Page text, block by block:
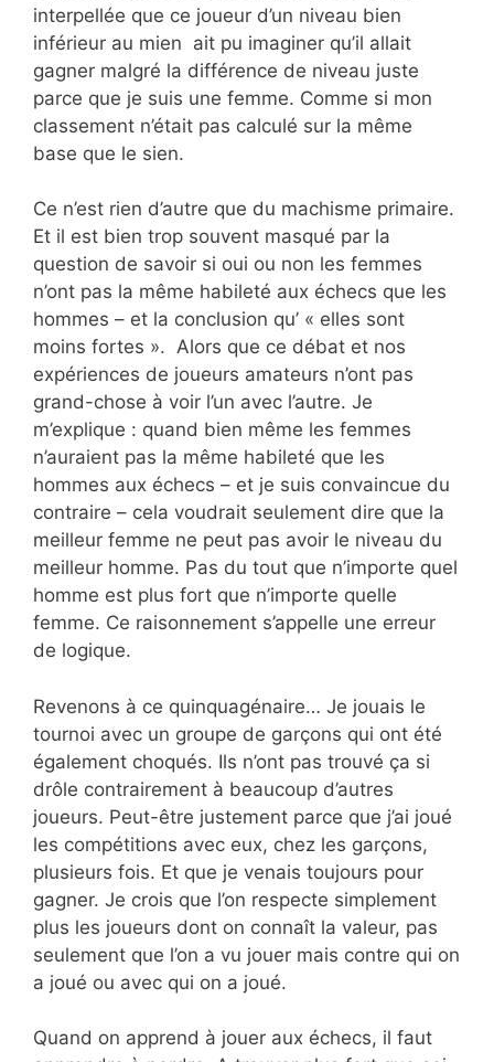
interpellée que ce joueur d’un niveau bien
inférieur au mien ait pu imaginer qu’il allait
gagner malgré la différence de niveau juste
parce que je suis une femme. Comme si mon
classement n’était pas calculé sur la même
base que le sien.
Ce n’est rien d’autre que du machisme primaire.
Et il est bien trop souvent masqué par la
question de savoir si oui ou non les femmes
n’ont pas la même habileté aux échecs que les
hommes – et la conclusion qu’ « elles sont
moins fortes ». Alors que ce débat et nos
expériences de joueurs amateurs n’ont pas
grand-chose à voir l’un avec l’autre. Je
m’explique : quand bien même les femmes
n’auraient pas la même habileté que les
hommes aux échecs – et je suis convaincue du
contraire – cela voudrait seulement dire que la
meilleur femme ne peut pas avoir le niveau du
meilleur homme. Pas du tout que n’importe quel
homme est plus fort que n’importe quelle
femme. Ce raisonnement s’appelle une erreur
de logique.
Revenons à ce quinquagénaire… Je jouais le
tournoi avec un groupe de garçons qui ont été
également choqués. Ils n’ont pas trouvé ça si
drôle contrairement à beaucoup d’autres
joueurs. Peut-être justement parce que j’ai joué
les compétitions avec eux, chez les garçons,
plusieurs fois. Et que je venais toujours pour
gagner. Je crois que l’on respecte simplement
plus les joueurs dont on connaît la valeur, pas
seulement que l’on a vu jouer mais contre qui on
a joué ou avec qui on a joué.
Quand on apprend à jouer aux échecs, il faut